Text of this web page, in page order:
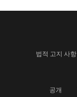
법적 고지 사항
공개